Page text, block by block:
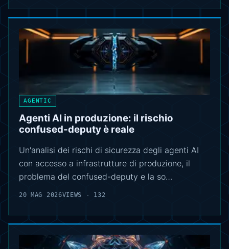
AGENTIC
Agenti AI in produzione: il rischio
confused-deputy è reale
Un'analisi dei rischi di sicurezza degli agenti AI
con accesso a infrastrutture di produzione, il
problema del confused-deputy e la so…
20 MAG 2026VIEWS - 132